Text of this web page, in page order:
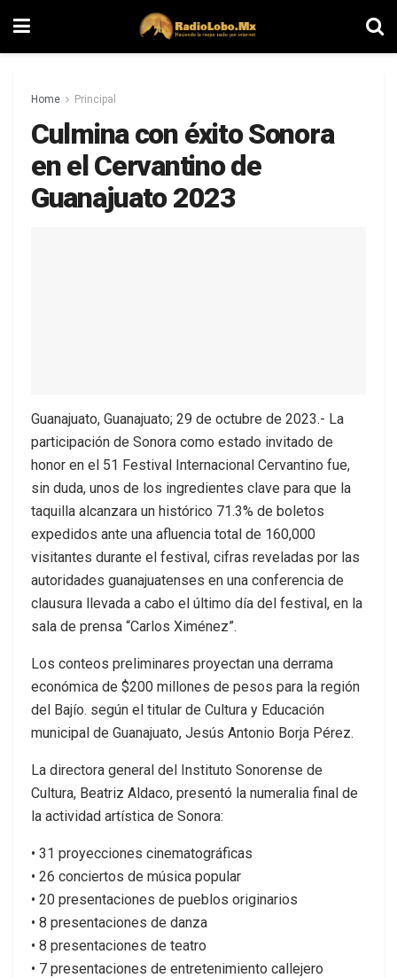
Home Principal
Culmina con éxito Sonora
en el Cervantino de
Guanajuato 2023
Guanajuato, Guanajuato; 29 de octubre de 2023.- La
participación de Sonora como estado invitado de
honor en el 51 Festival Internacional Cervantino fue,
sin duda, unos de los ingredientes clave para que la
taquilla alcanzara un histórico 71.3% de boletos
expedidos ante una afluencia total de 160,000
visitantes durante el festival, cifras reveladas por las
autoridades guanajuatenses en una conferencia de
clausura llevada a cabo el último día del festival, en la
sala de prensa “Carlos Ximénez”.
Los conteos preliminares proyectan una derrama
económica de $200 millones de pesos para la región
del Bajío. según el titular de Cultura y Educación
municipal de Guanajuato, Jesús Antonio Borja Pérez.
La directora general del Instituto Sonorense de
Cultura, Beatriz Aldaco, presentó la numeralia final de
la actividad artística de Sonora:
• 31 proyecciones cinematográficas
• 26 conciertos de música popular
• 20 presentaciones de pueblos originarios
• 8 presentaciones de danza
• 8 presentaciones de teatro
• 7 presentaciones de entretenimiento callejero